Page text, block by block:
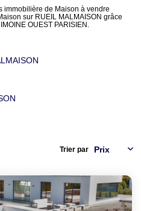
Équipe
immobilière de Maison à vendre
sur RUEIL MALMAISON grâce
OUEST PARISIEN.
Trier par